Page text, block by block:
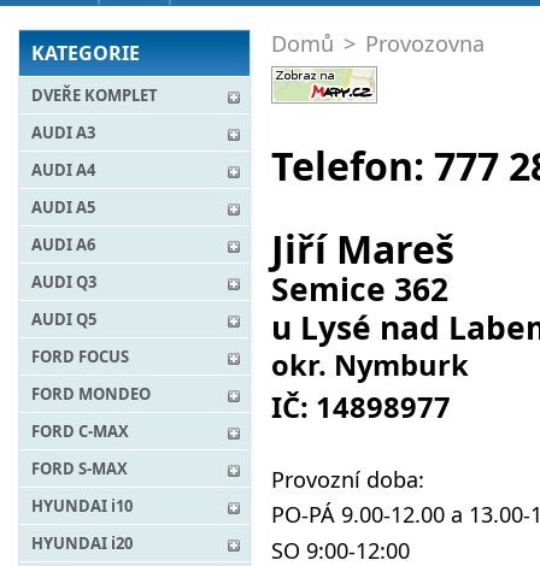
KATEGORIE
DVEŘE KOMPLET
AUDI A3
AUDI A4
AUDI A5
AUDI A6
AUDI Q3
AUDI Q5
FORD FOCUS
FORD MONDEO
FORD C-MAX
FORD S-MAX
HYUNDAI i10
HYUNDAI i20
Domů > Provozovna
Telefon: 777
Jiří Mareš
Semice 362
u Lysé nad
okr. Nymburk
IČ: 14898977
Provozní doba:
PO-PÁ 9.00-12.00 a 13.00-
SO 9:00-12:00